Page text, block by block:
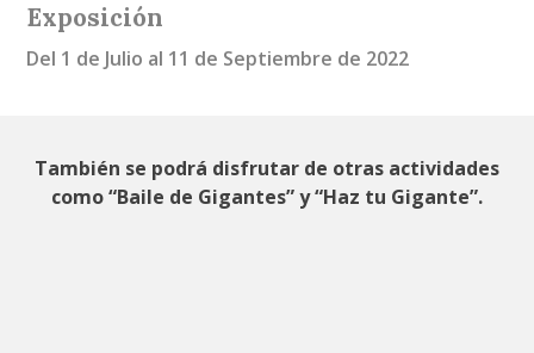
Exposición
Del 1 de Julio al 11 de Septiembre de 2022
También se podrá disfrutar de otras actividades
como “Baile de Gigantes” y “Haz tu Gigante”.